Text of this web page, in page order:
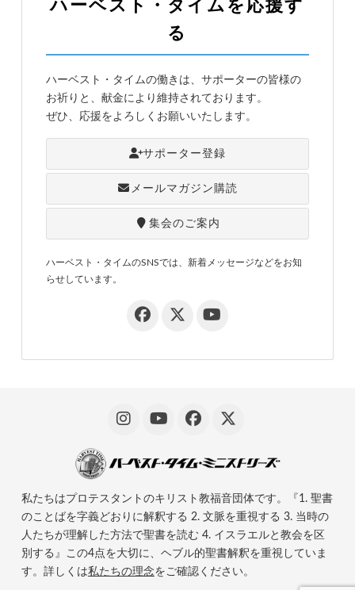
ハーベスト・タイムを応援す
る
ハーベスト・タイムの働きは、サポーターの皆様の
お祈りと、献金により維持されております。
ぜひ、応援をよろしくお願いいたします。
サポーター登録
メールマガジン購読
集会のご案内
ハーベスト・タイムのSNSでは、新着メッセージなどをお知
らせしています。
私たちはプロテスタントのキリスト教福音団体です。『1. 聖書
のことばを字義どおりに解釈する 2. 文脈を重視する 3. 当時の
人たちが理解した方法で聖書を読む 4. イスラエルと教会を区
別する』この4点を大切に、ヘブル的聖書解釈を重視していま
す。詳しくは私たちの理念をご確認ください。